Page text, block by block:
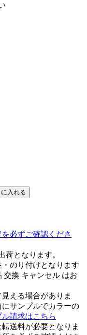
必ずご確認くださ
荷となります。
のり付けとなります
交換 キャンセル はお
える場合がありま
サンプルでカラーの
請求はこちら
送料が必要となりま